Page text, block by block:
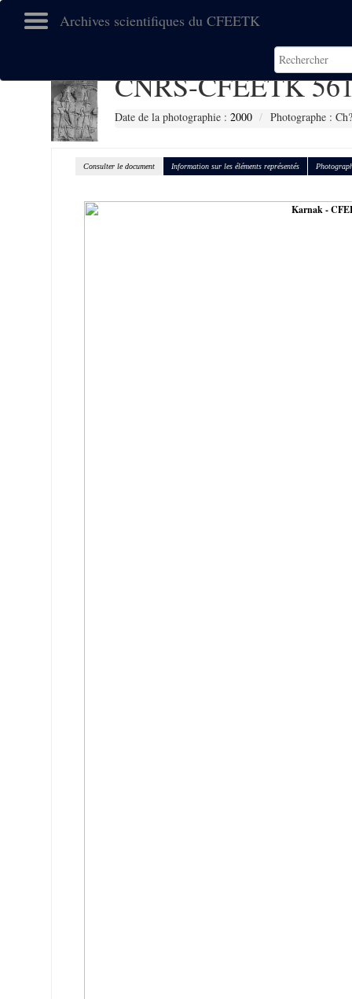
Archives scientifiques du CFEETK
CNRS-CFEETK
Date de la photographie : 2000 Photographe :
Consulter le document Information sur les éléments représentés